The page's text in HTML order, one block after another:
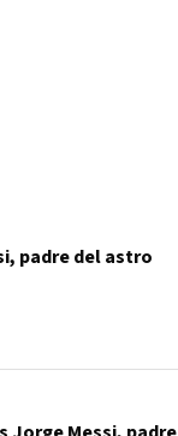
padre del astro